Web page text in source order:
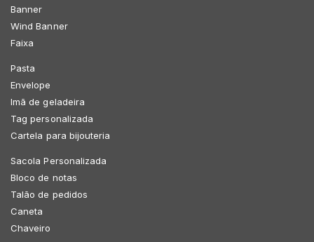
Banner
Wind Banner
Faixa
Pasta
Envelope
Imã de geladeira
Tag personalizada
Cartela para bijouteria
Sacola Personalizada
Bloco de notas
Talão de pedidos
Caneta
Chaveiro